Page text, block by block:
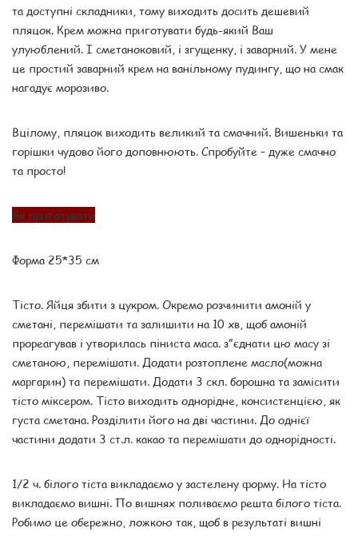
та доступні складники, тому виходить досить дешевий
пляцок. Крем можна приготувати будь-який Ваш
улуюблений. І сметаноковий, і згущенку, і заварний. У мене
це простий заварний крем на ванільному пудингу, що на смак
нагадує морозиво.
Вцілому, пляцок виходить великий та смачний. Вишеньки та
горішки чудово його доповнюють. Спробуйте – дуже смачно
та просто!
Як приготувати
Форма 25*35 см
Тісто. Яйця збити з цукром. Окремо розчинити амоній у
сметані, перемішати та залишити на 10 хв, щоб амоній
прореагував і утворилась піниста маса. з”єднати цю масу зі
сметаною, перемішати. Додати розтоплене масло(можна
маргарин) та перемішати. Додати 3 скл. борошна та замісити
тісто міксером. Тісто виходить однорідне, консистенцією, як
густа сметана. Розділити його на дві частини. До однієї
частини додати 3 ст.л. какао та перемішати до однорідності.
1/2 ч. білого тіста викладаємо у застелену форму. На тісто
викладаємо вишні. По вишнях поливаємо решта білого тіста.
Робимо це обережно, ложкою так, щоб в результаті вишні